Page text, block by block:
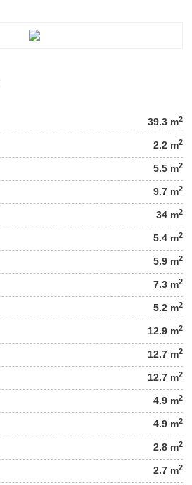
39.3 m2
2.2 m2
5.5 m2
9.7 m2
34 m2
5.4 m2
5.9 m2
7.3 m2
5.2 m2
12.9 m2
12.7 m2
12.7 m2
4.9 m2
4.9 m2
2.8 m2
2.7 m2